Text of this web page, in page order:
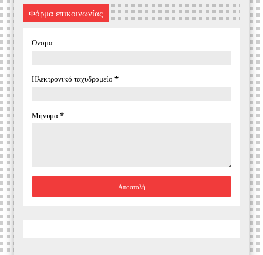
Φόρμα επικοινωνίας
Όνομα
Ηλεκτρονικό ταχυδρομείο *
Μήνυμα*